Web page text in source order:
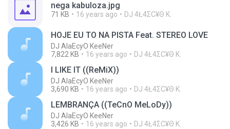
nega kabuloza.jpg
71 KB 16 years ago DJ 4Ł4ΣС¥Θ K.
HOJE EU TO NA PISTA Feat. STEREO LOVE
DJ AlaEcyO KeeNer
7,822 KB
16 years ago DJ 4Ł4ΣС¥Θ K.
I LIKE IT ((ReMiX))
DJ AlaEcyO KeeNer
3,690 KB
16 years ago DJ 4Ł4ΣС¥Θ K.
LEMBRANÇA ((TeCnO MeLoDy))
DJ AlaEcyO KeeNer
3,426 KB
16 years ago DJ 4Ł4ΣС¥Θ K.